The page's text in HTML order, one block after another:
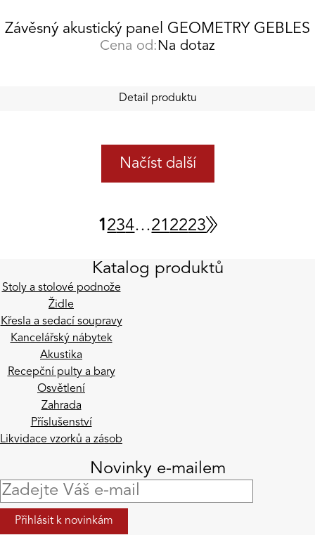
Závěsný akustický panel GEOMETRY GEBLES
Cena od: Na dotaz
Detail produktu
Načíst další
1 234…21 2223
Katalog produktů
Stoly a stolové podnože
Židle
Křesla a sedací soupravy
Kancelářský nábytek
Akustika
Recepční pulty a bary
Osvětlení
Zahrada
Příslušenství
Likvidace vzorků a zásob
Novinky e-mailem